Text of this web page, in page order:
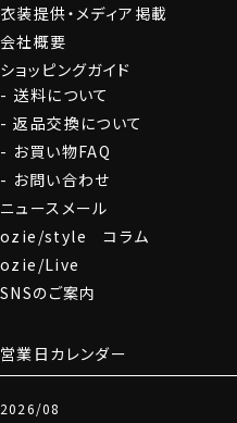
衣装提供・メディア掲載
会社概要
ショッピングガイド
送料について
返品交換について
お買い物FAQ
お問い合わせ
ニュースメール
ozie/style コラム
ozie/Live
SNSのご案内
営業日カレンダー
2026/08